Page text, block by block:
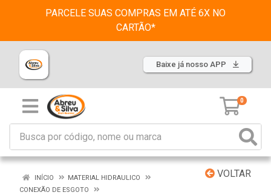
PARCELE SUAS COMPRAS EM ATÉ 6X NO
CARTÃO*
Baixe já nosso APP
0
VOLTAR
INÍCIO
MATERIAL HIDRAULICO
CONEXÃO DE ESGOTO